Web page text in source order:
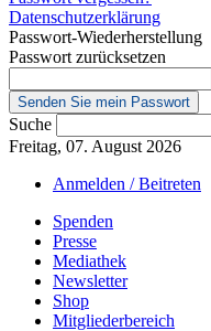
Datenschutzerklärung
Passwort-Wiederherstellung
Passwort zurücksetzen
Suche
Freitag, 07. August 2026
Anmelden / Beitreten
Spenden
Presse
Mediathek
Newsletter
Shop
Mitgliederbereich